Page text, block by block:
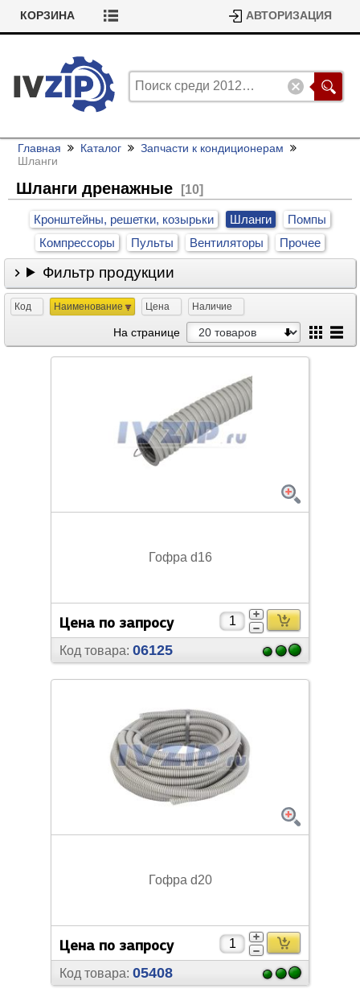
КОРЗИНА АВТОРИЗАЦИЯ
Главная Каталог
Запчасти к кондиционерам
Шланги
Шланги дренажные [10]
Кронштейны, решетки, козырьки Шланги
Помпы
Компрессоры
Пульты Вентиляторы Прочее
Фильтр продукции
Код Наименование Цена Наличие
На странице
Гофра d16
Цена по запросу
Код товара: 06125
Гофра d20
Цена по запросу
Код товара: 05408